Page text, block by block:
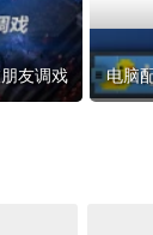
友调戏 电脑